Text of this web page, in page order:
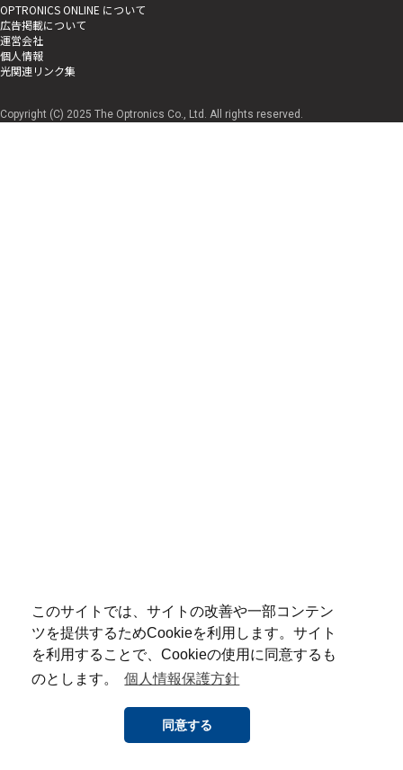
このサイトでは、サイトの改善や一部コンテン
ツを提供するためCookieを利用します。サイト
を利用することで、Cookieの使用に同意するも
のとします。
個人情報保護方針
同意する
OPTRONICS ONLINE について
広告掲載について
運営会社
個人情報
光関連リンク集
Copyright (C) 2025 The Optronics Co., Ltd. All rights reserved.